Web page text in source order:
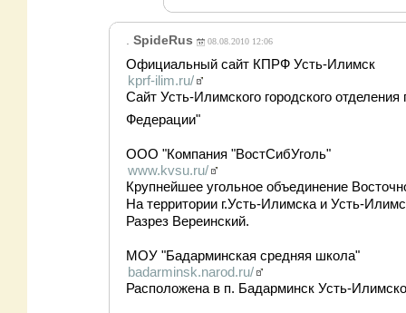
SpideRus 08.08.2010 12:06
Официальный сайт КПРФ Усть-Илимск
kprf-ilim.ru/
Сайт Усть-Илимского городского
Федерации"
ООО "Компания "ВостСибУголь"
www.kvsu.ru/
Крупнейшее угольное объединение
На территории г.Усть-Илимска и Усть-
Разрез Вереинский.
МОУ "Бадарминская средняя школа"
badarminsk.narod.ru/
Расположена в п. Бадарминск Усть-